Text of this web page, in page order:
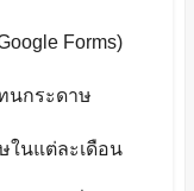
Forms)
นกระดาษ
ในแต่ละเดือน